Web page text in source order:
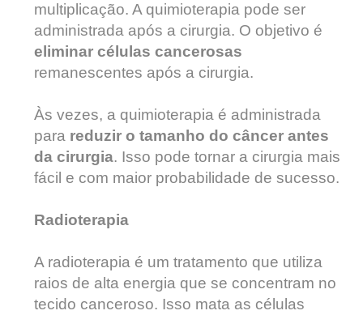
multiplicação. A quimioterapia pode ser
administrada após a cirurgia. O objetivo é
eliminar células cancerosas
remanescentes após a cirurgia.
Às vezes, a quimioterapia é administrada
para reduzir o tamanho do câncer antes
da cirurgia. Isso pode tornar a cirurgia mais
fácil e com maior probabilidade de sucesso.
Radioterapia
A radioterapia é um tratamento que utiliza
raios de alta energia que se concentram no
tecido canceroso. Isso mata as células